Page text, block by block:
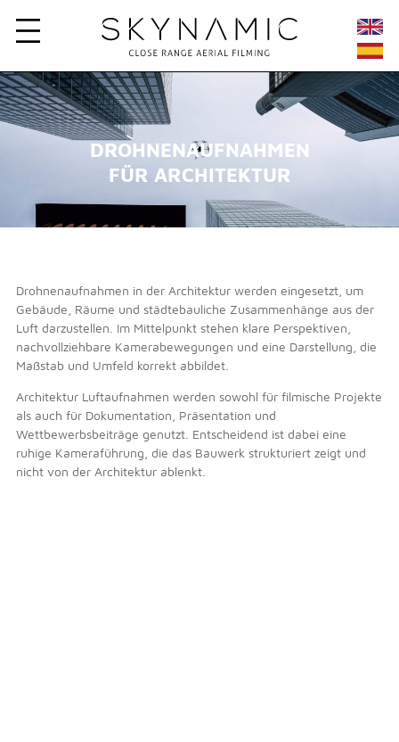
DROHNENAUFNAHMEN
FÜR ARCHITEKTUR
Drohnenaufnahmen in der Architektur werden eingesetzt, um
Gebäude, Räume und städtebauliche Zusammenhänge aus der
Luft darzustellen. Im Mittelpunkt stehen klare Perspektiven,
nachvollziehbare Kamerabewegungen und eine Darstellung, die
Maßstab und Umfeld korrekt abbildet.
Architektur Luftaufnahmen werden sowohl für filmische Projekte
als auch für Dokumentation, Präsentation und
Wettbewerbsbeiträge genutzt. Entscheidend ist dabei eine
ruhige Kameraführung, die das Bauwerk strukturiert zeigt und
nicht von der Architektur ablenkt.